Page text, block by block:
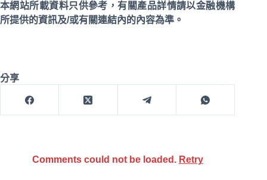
本網站所載資料只供參考，有關產品詳情請以金融機構
所提供的資訊及/或有關連結內的內容為準。
分享
Comments could not be loaded. Retry